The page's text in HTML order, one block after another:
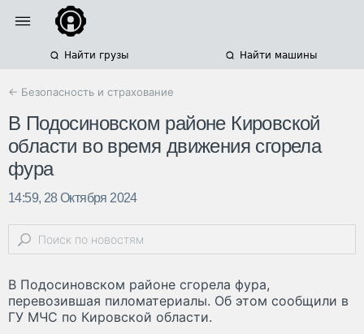
Найти грузы Найти машины
← Безопасность и страхование
В Подосиновском районе Кировской
области во время движения сгорела
фура
14:59, 28 Октября 2024
В Подосиновском районе сгорела фура,
перевозившая пиломатериалы. Об этом сообщили в
ГУ МЧС по Кировской области.